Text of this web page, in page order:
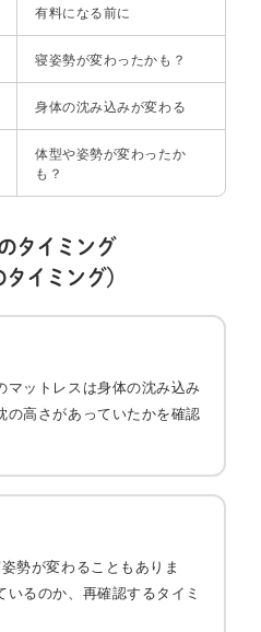
有料になる前に​
寝姿勢が変わったかも？​
身体の沈み込みが変わる​
体型や姿勢が変わったか
も？​
タイミング
タイミング）​
マットレスは身体の沈み込み
の高さがあっていたかを確認
勢が変わることもありま
るのか、再確認するタイミ